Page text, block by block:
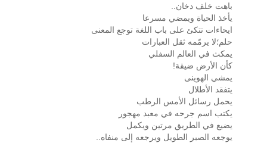
باهت خلف دخان..
يأخذ الحياة ويمضي مسرعا
ايحاءات تتكئ على باب اللغة توجع المعنى
حلم؛لا يرمّمه ثقل العبارات
يمكث في العالم السفلي
كأن الأرض ضيقة!
يمشي الهوينى
يتفقد الأطلال
يحمل رسائل الأمس الرطب
يكتب اسم جرحه في معبد مهجور
يضيع في الطريق مرتين ويكمل
يوجعه الصبر الطويل ويرجعه إلى منفاه..